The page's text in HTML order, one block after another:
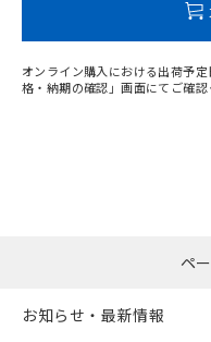
オンライン購入における出荷予
格・納期の確認」画面にてご確認
ペ
お知らせ・最新情報